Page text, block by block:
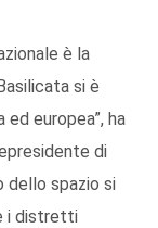
è la
si è
europea”, ha
di
dello spazio si
i distretti